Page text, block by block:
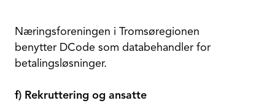
Næringsforeningen i Tromsøregionen
benytter DCode som databehandler for
betalingsløsninger.
f) Rekruttering og ansatte